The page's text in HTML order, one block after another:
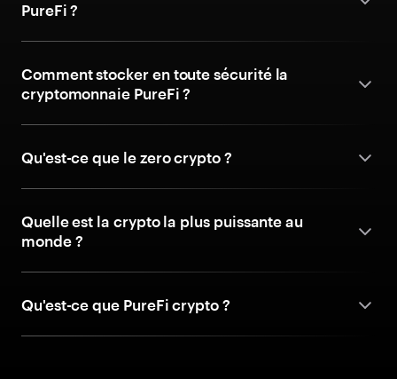
PureFi ?
Comment stocker en toute sécurité la
cryptomonnaie PureFi ?
Qu'est-ce que le zero crypto ?
Quelle est la crypto la plus puissante au
monde ?
Qu'est-ce que PureFi crypto ?